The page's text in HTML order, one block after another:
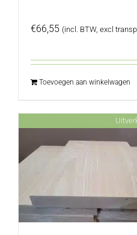
€66,55 (incl. BTW, excl
Toevoegen aan winkelwagen